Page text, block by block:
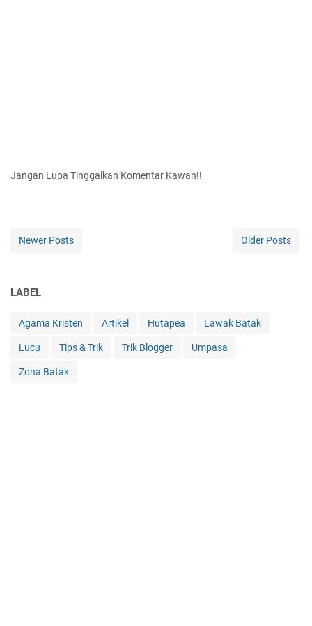
Jangan Lupa Tinggalkan Komentar Kawan!!
Newer Posts Older Posts
LABEL
Agama Kristen Artikel Hutapea Lawak Batak
Lucu Tips & Trik Trik Blogger Umpasa
Zona Batak